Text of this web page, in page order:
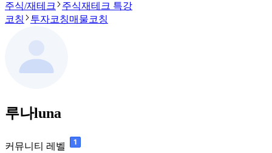
주식/재테크
주식재테크 특강
코칭
투자코칭매물코칭
루나luna
커뮤니티 레벨